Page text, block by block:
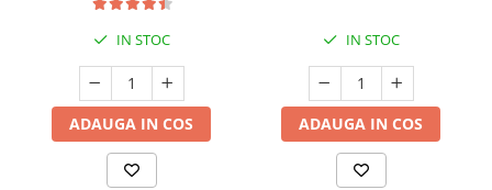
IN STOC
ADAUGA IN COS
IN STOC
ADAUGA IN COS